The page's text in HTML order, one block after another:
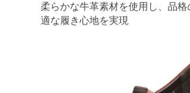
柔らかな牛革素材を使用し、品
適な履き心地を実現